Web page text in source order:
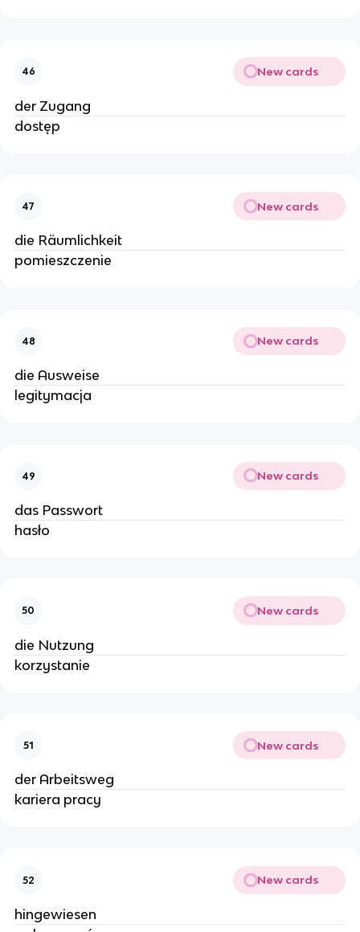
46 New cards
der Zugang
dostęp
47 New cards
die Räumlichkeit
pomieszczenie
48 New cards
die Ausweise
legitymacja
49 New cards
das Passwort
hasło
50 New cards
die Nutzung
korzystanie
51 New cards
der Arbeitsweg
kariera pracy
52 New cards
hingewiesen